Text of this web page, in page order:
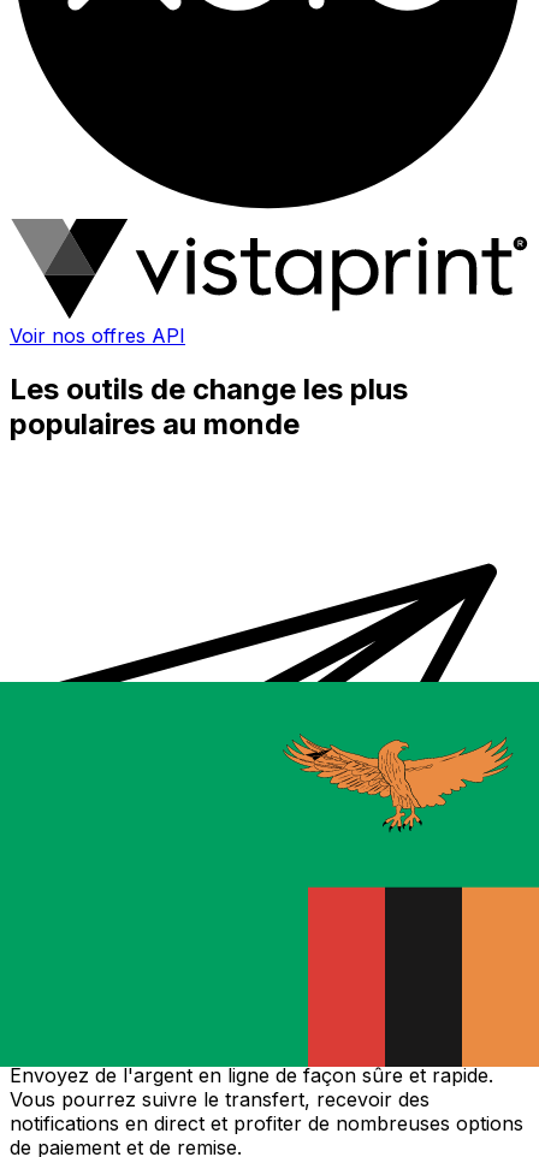
Voir nos offres API
Les outils de change les plus
populaires au monde
Envoyez de l'argent en ligne de façon sûre et rapide.
Vous pourrez suivre le transfert, recevoir des
notifications en direct et profiter de nombreuses options
de paiement et de remise.